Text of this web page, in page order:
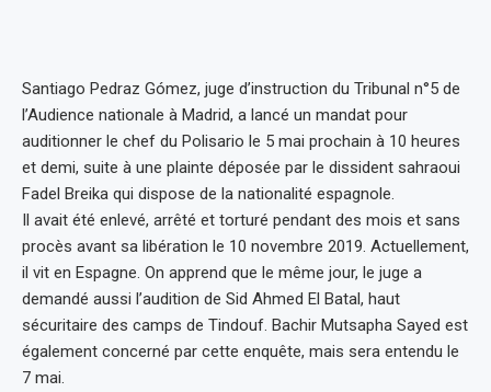
Santiago Pedraz Gómez, juge d’instruction du Tribunal n°5 de
l’Audience nationale à Madrid, a lancé un mandat pour
auditionner le chef du Polisario le 5 mai prochain à 10 heures
et demi, suite à une plainte déposée par le dissident sahraoui
Fadel Breika qui dispose de la nationalité espagnole.
Il avait été enlevé, arrêté et torturé pendant des mois et sans
procès avant sa libération le 10 novembre 2019. Actuellement,
il vit en Espagne. On apprend que le même jour, le juge a
demandé aussi l’audition de Sid Ahmed El Batal, haut
sécuritaire des camps de Tindouf. Bachir Mutsapha Sayed est
également concerné par cette enquête, mais sera entendu le
7 mai.